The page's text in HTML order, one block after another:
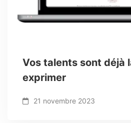
Vos talents sont déjà
exprimer
21 novembre 2023